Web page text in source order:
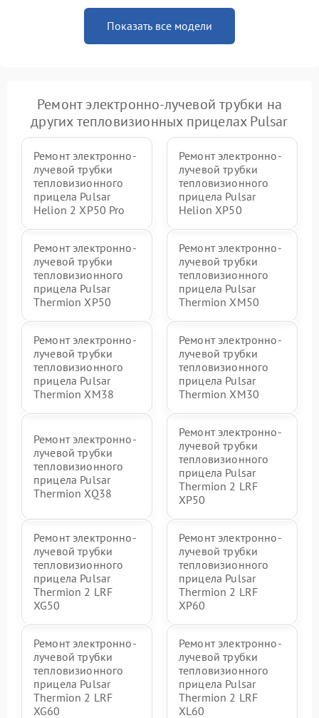
Показать все модели
Ремонт электронно-лучевой трубки на
других тепловизионных прицелах Pulsar
Ремонт электронно-
лучевой трубки
тепловизионного
прицела Pulsar
Helion 2 XP50 Pro
Ремонт электронно-
лучевой трубки
тепловизионного
прицела Pulsar
Helion XP50
Ремонт электронно-
лучевой трубки
тепловизионного
прицела Pulsar
Thermion XP50
Ремонт электронно-
лучевой трубки
тепловизионного
прицела Pulsar
Thermion XM50
Ремонт электронно-
лучевой трубки
тепловизионного
прицела Pulsar
Thermion XM38
Ремонт электронно-
лучевой трубки
тепловизионного
прицела Pulsar
Thermion XM30
Ремонт электронно-
лучевой трубки
тепловизионного
прицела Pulsar
Thermion XQ38
Ремонт электронно-
лучевой трубки
тепловизионного
прицела Pulsar
Thermion 2 LRF
XP50
Ремонт электронно-
лучевой трубки
тепловизионного
прицела Pulsar
Thermion 2 LRF
XG50
Ремонт электронно-
лучевой трубки
тепловизионного
прицела Pulsar
Thermion 2 LRF
XP60
Ремонт электронно-
лучевой трубки
тепловизионного
прицела Pulsar
Thermion 2 LRF
XG60
Ремонт электронно-
лучевой трубки
тепловизионного
прицела Pulsar
Thermion 2 LRF
XL60